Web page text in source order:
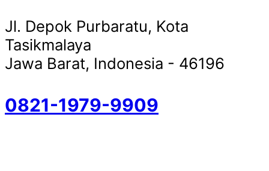
Jl. Depok Purbaratu, Kota
Tasikmalaya
Jawa Barat, Indonesia - 46196
0821-1979-9909